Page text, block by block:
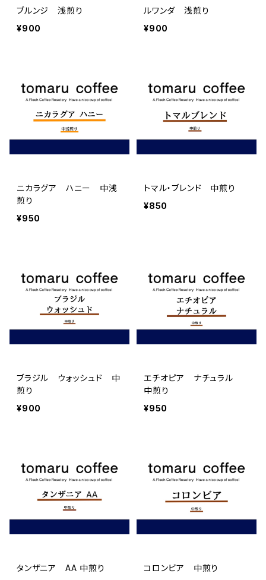
ブルンジ 浅煎り
¥900
ルワンダ 浅煎り
¥900
ニカラグア ハニー 中浅
煎り
¥950
トマル・ブレンド 中煎り
¥850
ブラジル ウォッシュド 中
煎り
¥900
エチオピア ナチュラル
中煎り
¥950
タンザニア AA 中煎り
コロンビア 中煎り